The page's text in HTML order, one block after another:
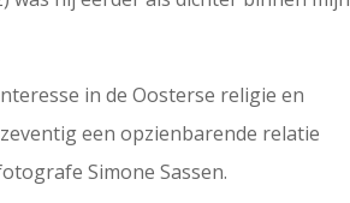
in de Oosterse religie en
een opzienbarende relatie
Simone Sassen.